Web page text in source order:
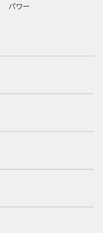
パワー